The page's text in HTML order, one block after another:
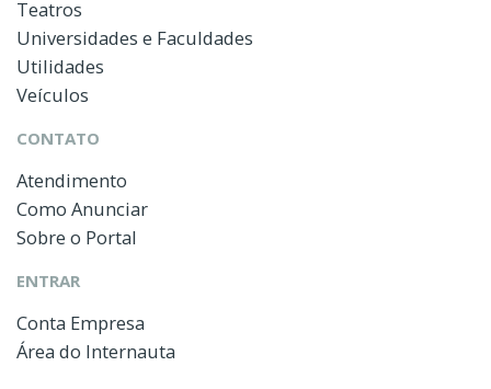
Teatros
Universidades e Faculdades
Utilidades
Veículos
CONTATO
Atendimento
Como Anunciar
Sobre o Portal
ENTRAR
Conta Empresa
Área do Internauta